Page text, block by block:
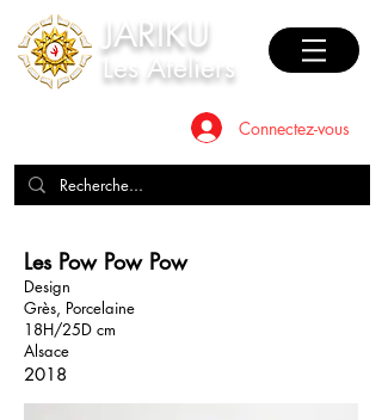
JARIKU
Les Ateliers
Connectez-vous
Les Pow Pow Pow
Design
Grès, Porcelaine
18H/25D cm
Alsace
2018